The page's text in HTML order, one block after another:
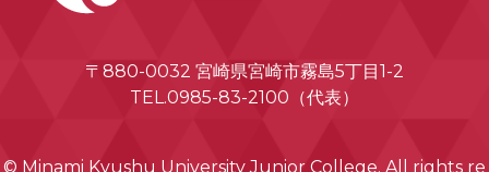
〒880-0032 宮崎県宮崎市霧島5丁目1-2
TEL.0985-83-2100（代表）
© Minami Kyushu University Junior College. All rights re